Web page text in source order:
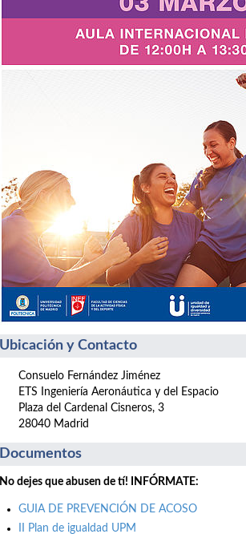
Ubicación y Contacto
Consuelo Fernández Jiménez
ETS Ingeniería Aeronáutica y del Espacio
Plaza del Cardenal Cisneros, 3
28040 Madrid
Documentos
dejes que abusen de tí! INFÓRMATE:
GUIA DE PREVENCIÓN DE ACOSO
II Plan de igualdad UPM